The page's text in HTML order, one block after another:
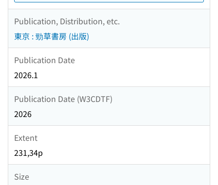
Publication, Distribution, etc.
東京 : 勁草書房 (出版)
Publication Date
2026.1
Publication Date (W3CDTF)
2026
Extent
231,34p
Size